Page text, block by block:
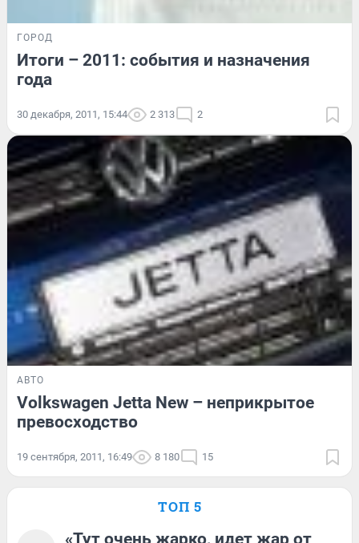
ГОРОД
Итоги – 2011: события и назначения
года
30 декабря, 2011, 15:44 2 313 2
АВТО
Volkswagen Jetta New – неприкрытое
превосходство
19 сентября, 2011, 16:49 8 180 15
ТОП 5
«Тут очень жарко, идет жар от